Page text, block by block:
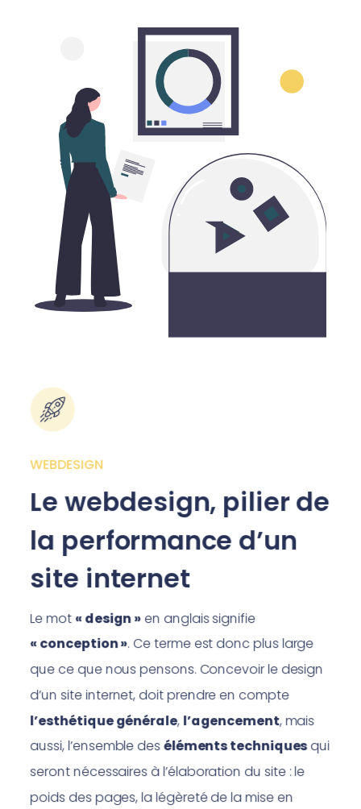
WEBDESIGN
Le webdesign, pilier de
la performance d’un
site internet
Le mot « design » en anglais signifie
« conception ». Ce terme est donc plus large
que ce que nous pensons. Concevoir le design
d’un site internet, doit prendre en compte
l’esthétique générale, l’agencement, mais
aussi, l’ensemble deséléments techniquesqui
seront nécessaires à l’élaboration du site : le
poids des pages, la légèreté de la mise en